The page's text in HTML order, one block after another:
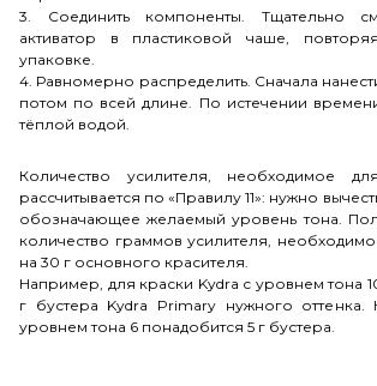
3. Соединить компоненты. Тщательно
активатор в пластиковой чаше,
упаковке.
4. Равномерно распределить. Сначала
потом по всей длине. По истечении
тёплой водой.
Количество усилителя, необходимое
рассчитывается по «Правилу 11»: нужно
обозначающее желаемый уровень тона.
количество граммов усилителя,
на 30 г основного красителя.
Например, для краски Kydra с уровнем тона
г бустера Kydra Primary нужного
уровнем тона 6 понадобится 5 г бустера.